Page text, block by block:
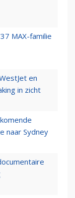
MAX-familie
en
in zicht
naar Sydney